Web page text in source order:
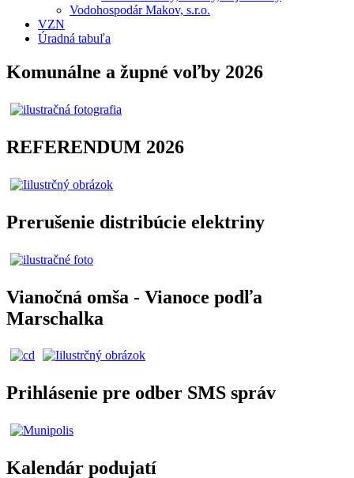
Vodohospodár Makov, s.r.o.
VZN
Úradná tabuľa
Komunálne a župné voľby 2026
REFERENDUM 2026
Prerušenie distribúcie elektriny
Vianočná omša - Vianoce podľa
Marschalka
Prihlásenie pre odber SMS správ
Kalendár podujatí